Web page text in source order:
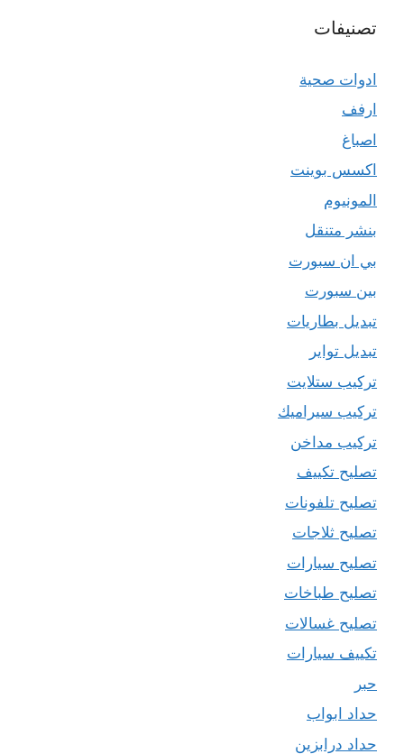
تصنيفات
ادوات صحية
ارفف
اصباغ
اكسس بوينت
المونيوم
بنشر متنقل
بي ان سبورت
بين سبورت
تبديل بطاريات
تبديل تواير
تركيب ستلايت
تركيب سيراميك
تركيب مداخن
تصليح تكييف
تصليح تلفونات
تصليح ثلاجات
تصليح سيارات
تصليح طباخات
تصليح غسالات
تكييف سيارات
حبر
حداد ابواب
حداد درابزين